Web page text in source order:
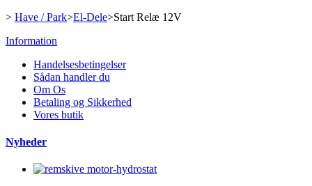
> Have / Park>El-Dele>Start Relæ 12V
Information
Handelsesbetingelser
Sådan handler du
Om Os
Betaling og Sikkerhed
Vores butik
Nyheder